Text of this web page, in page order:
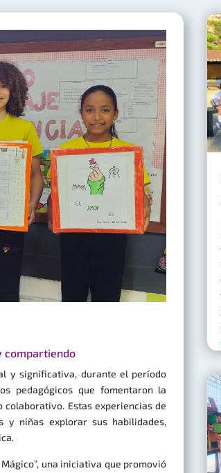
compartiendo
y significativa, durante el período
pedagógicos que fomentaron la
Estas experiencias de
y niñas explorar sus habilidades,
una iniciativa que promovió